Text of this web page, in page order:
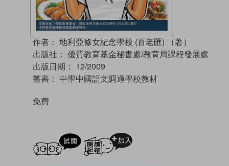
作者： 地利亞修女紀念學校 (百老匯) （著）
出版社： 優質教育基金秘書處/教育局課程發展處
出版日期： 12/2009
叢書： 中學中國語文調適學校教材
免費
試閲